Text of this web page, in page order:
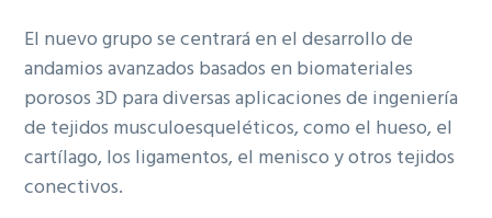
El nuevo grupo se centrará en el desarrollo de
andamios avanzados basados en biomateriales
porosos 3D para diversas aplicaciones de ingeniería
de tejidos musculoesqueléticos, como el hueso, el
cartílago, los ligamentos, el menisco y otros tejidos
conectivos.